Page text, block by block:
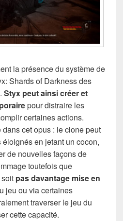
la présence du système de
Shards of Darkness des
Styx peut ainsi créer et
pour distraire les
certaines actions.
cet opus : le clone peut
en jetant un cocon,
de nouvelles façons de
toutefois que
pas davantage mise en
jeu ou via certaines
traverser le jeu du
cette capacité.